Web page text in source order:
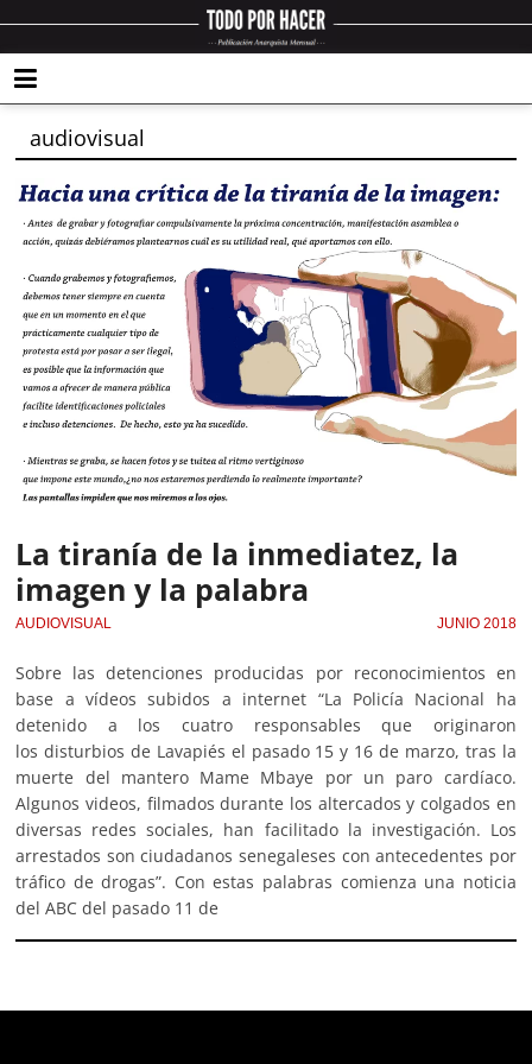
audiovisual
La tiranía de la inmediatez, la
imagen y la palabra
AUDIOVISUAL JUNIO 2018
Sobre las detenciones producidas por reconocimientos en
base a vídeos subidos a internet “La Policía Nacional ha
detenido a los cuatro responsables que originaron
los disturbios de Lavapiés el pasado 15 y 16 de marzo, tras la
muerte del mantero Mame Mbaye por un paro cardíaco.
Algunos videos, filmados durante los altercados y colgados en
diversas redes sociales, han facilitado la investigación. Los
arrestados son ciudadanos senegaleses con antecedentes por
tráfico de drogas”. Con estas palabras comienza una noticia
del ABC del pasado 11 de